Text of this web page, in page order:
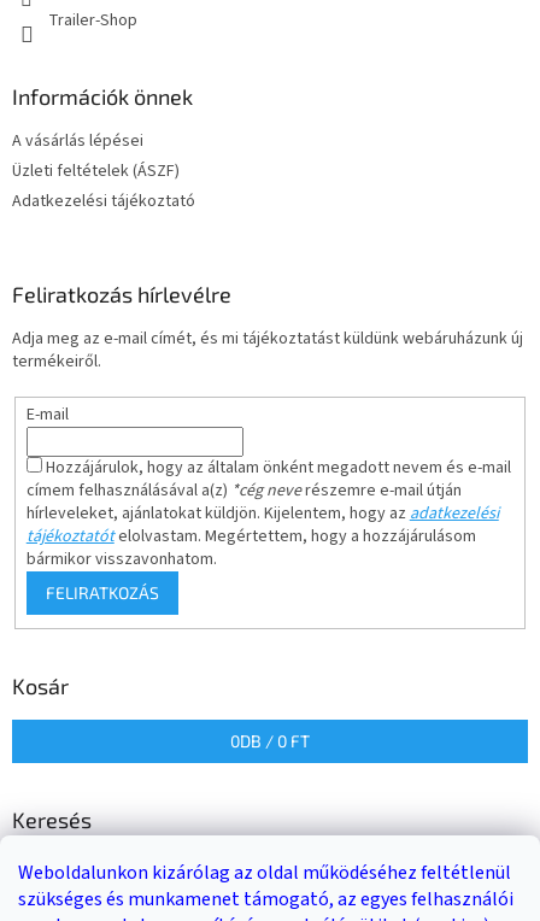
Weboldalunkon kizárólag az oldal működéséhez feltétlenül
szükséges és munkamenet támogató, az egyes felhasználói
Trailer-Shop
Információk önnek
A vásárlás lépései
Üzleti feltételek (ÁSZF)
Adatkezelési tájékoztató
Feliratkozás hírlevélre
Adja meg az e-mail címét, és mi tájékoztatást küldünk webáruházunk új
termékeiről.
E-mail
Hozzájárulok, hogy az általam önként megadott nevem és e-mail
címem felhasználásával a(z) *cég neverészemre e-mail útján
hírleveleket, ajánlatokat küldjön. Kijelentem, hogy azadatkezelési
tájékoztatótelolvastam. Megértettem, hogy a hozzájárulásom
bármikor visszavonhatom.
FELIRATKOZÁS
Kosár
0DB / 0 FT
Keresés
KERESÉS